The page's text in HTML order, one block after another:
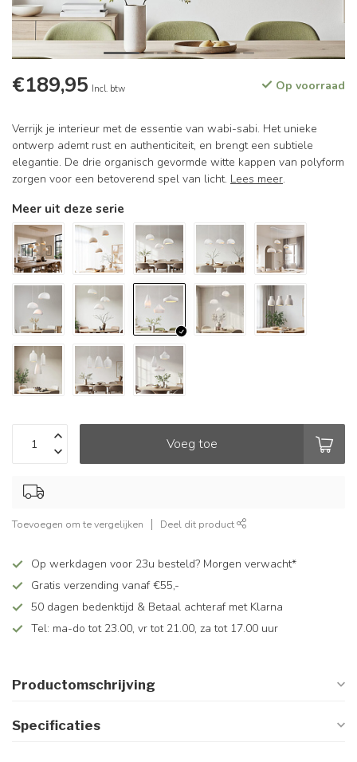
€189,95 Incl. btw Op voorraad
Verrijk je interieur met de essentie van wabi-sabi. Het unieke
ontwerp ademt rust en authenticiteit, en brengt een subtiele
elegantie. De drie organisch gevormde witte kappen van polyform
zorgen voor een betoverend spel van licht. Lees meer.
Meer uit deze serie
Voeg toe
Toevoegen om te vergelijken Deel dit product
Op werkdagen voor 23u besteld? Morgen verwacht*
Gratis verzending vanaf €55,-
50 dagen bedenktijd & Betaal achteraf met Klarna
Tel: ma-do tot 23.00, vr tot 21.00, za tot 17.00 uur
Productomschrijving
Specificaties